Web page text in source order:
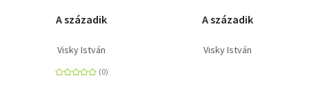
A századik
Visky István
A századik
Visky István